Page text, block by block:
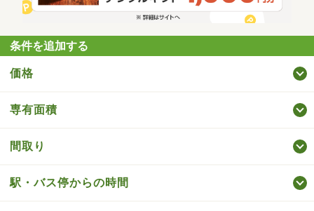
条件を追加する
価格
専有面積
間取り
駅・バス停からの時間